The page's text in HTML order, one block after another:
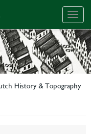
History & Topography